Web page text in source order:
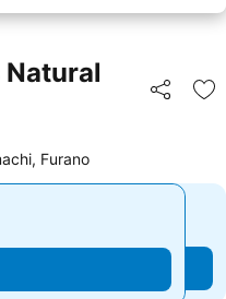
Natural
分享 放
Furano